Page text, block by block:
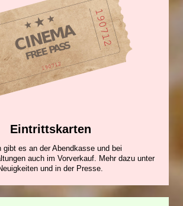
Eintrittskarten
gibt es an der Abendkasse und bei
auch im Vorverkauf. Mehr dazu unter
und in der Presse.